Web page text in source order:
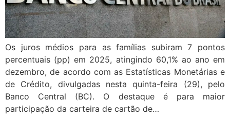
Os juros médios para as famílias subiram 7 pontos
percentuais (pp) em 2025, atingindo 60,1% ao ano em
dezembro, de acordo com as Estatísticas Monetárias e
de Crédito, divulgadas nesta quinta-feira (29), pelo
Banco Central (BC). O destaque é para maior
participação da carteira de cartão de…